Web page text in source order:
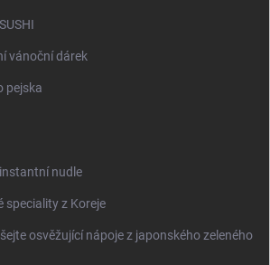
vánoční dárek
pejska
nudle
speciality z Koreje
osvěžující nápoje z japonského zeleného